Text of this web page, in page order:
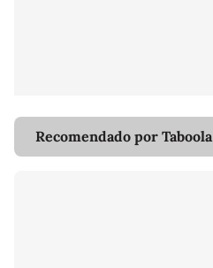
Recomendado por Taboola